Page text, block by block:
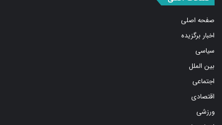
صفحه اصلی
اخبار برگزیده
سیاسی
بین الملل
اجتماعی
اقتصادی
ورزشی
استان ها